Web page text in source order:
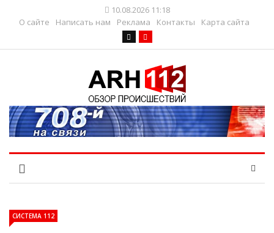
10.08.2026 11:18
О сайте
Написать нам Реклама Контакты Карта сайта
СИСТЕМА 112